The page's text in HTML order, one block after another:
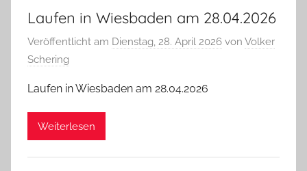
Laufen in Wiesbaden am 28.04.2026
Veröffentlicht am Dienstag, 28. April 2026 von Volker
Schering
Laufen in Wiesbaden am 28.04.2026
Weiterlesen